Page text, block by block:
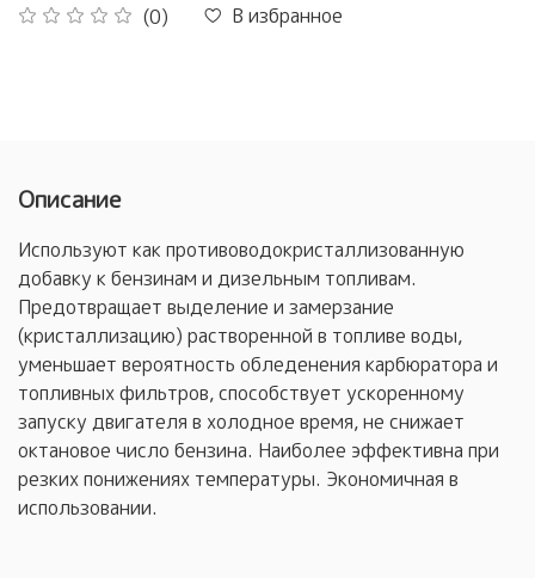
(0) В избранное
Описание
Используют как противоводокристаллизованную
добавку к бензинам и дизельным топливам.
Предотвращает выделение и замерзание
(кристаллизацию) растворенной в топливе воды,
уменьшает вероятность обледенения карбюратора и
топливных фильтров, способствует ускоренному
запуску двигателя в холодное время, не снижает
октановое число бензина. Наиболее эффективна при
резких понижениях температуры. Экономичная в
использовании.